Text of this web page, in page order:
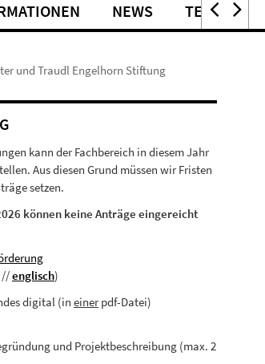
NEWS TERMINE
und Traudl Engelhorn Stiftung
kann der Fachbereich in diesem Jahr
Aus diesen Grund müssen wir Fristen
setzen.
können keine Anträge eingereicht
//englisch)
digital (ineinerpdf-Datei)
und Projektbeschreibung (max. 2